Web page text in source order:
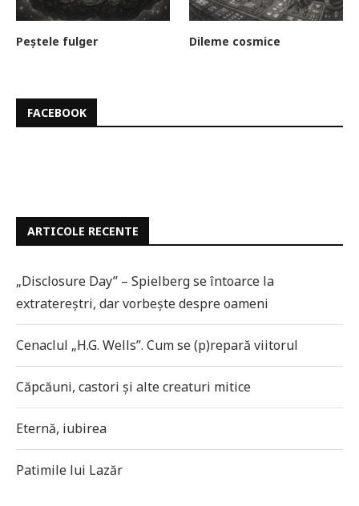
Peștele fulger Dileme cosmice
FACEBOOK
ARTICOLE RECENTE
„Disclosure Day” – Spielberg se întoarce la
extratereștri, dar vorbește despre oameni
Cenaclul „H.G. Wells”. Cum se (p)repară viitorul
Căpcăuni, castori și alte creaturi mitice
Eternă, iubirea
Patimile lui Lazăr